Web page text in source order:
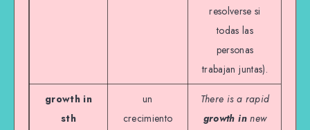
resolverse si
todas las
personas
trabajan juntas).
growth in
sth
un
crecimiento
There is a rapid
growth innew